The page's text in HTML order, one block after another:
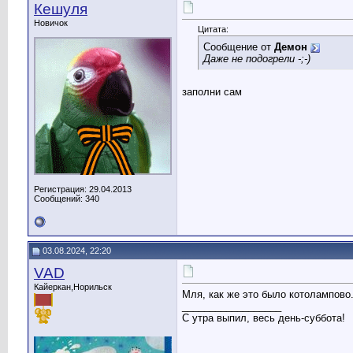
Кешуля
Новичок
Регистрация: 29.04.2013
Сообщений: 340
Цитата:
Сообщение от Демон
Даже не подогрели -;-)
заполни сам
03.08.2024, 22:20
VAD
Кайеркан,Норильск
Мля, как же это было
С утра выпил, весь день-суббота!